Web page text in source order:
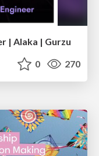
| Alaka | Gurzu
0 270